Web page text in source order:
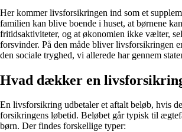
Her kommer livsforsikringen ind som et
familien kan blive boende i huset, at børnene
fritidsaktiviteter, og at økonomien ikke vælter,
forsvinder. På den måde bliver livsforsikringen
den sociale tryghed, vi allerede har gennem
Hvad dækker en
En livsforsikring udbetaler et aftalt beløb, hvis
forsikringens løbetid. Beløbet går typisk til
børn. Der findes forskellige typer: